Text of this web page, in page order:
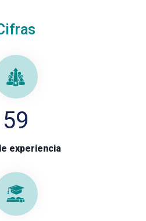
59
experiencia